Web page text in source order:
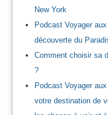
New York
Podcast Voyager
découverte du
Comment choisir sa
?
Podcast Voyager
votre destination de